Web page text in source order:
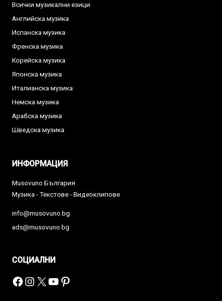
Всички музикални езици
Английска музика
Испанска музика
Френска музика
Корейска музика
Японска музика
Италианска музика
Немска музика
Арабска музика
Шведска музика
ИНФОРМАЦИЯ
Musovuno България
Музика - Текстове - Видеоклипове
info@musovuno.bg
ads@musovuno.bg
СОЦИАЛНИ
Facebook
Instagram
X YouTube
Pinterest